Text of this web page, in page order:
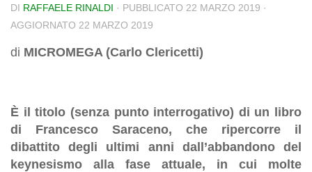
DI RAFFAELE RINALDI · PUBBLICATO 22 MARZO 2019 ·
AGGIORNATO 22 MARZO 2019
di MICROMEGA (Carlo Clericetti)
È il titolo (senza punto interrogativo) di un libro
di Francesco Saraceno, che ripercorre il
dibattito degli ultimi anni dall’abbandono del
keynesismo alla fase attuale, in cui molte